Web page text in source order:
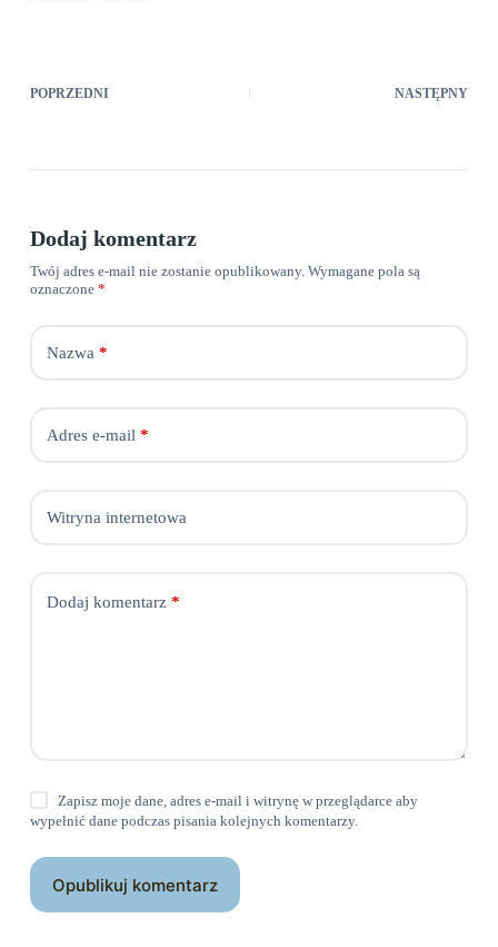
POPRZEDNI NASTĘPNY
Dodaj komentarz
Twój adres e-mail nie zostanie opublikowany. Wymagane pola są
oznaczone *
Nazwa *
Adres e-mail *
Witryna internetowa
Dodaj komentarz*
Zapisz moje dane, adres e-mail i witrynę w przeglądarce aby
wypełnić dane podczas pisania kolejnych komentarzy.
Opublikuj komentarz